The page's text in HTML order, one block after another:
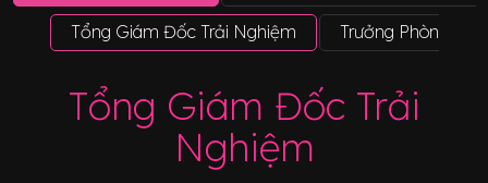
Tổng Giám Đốc Trải Nghiệm Trưởng Phòng An
Tổng Giám Đốc Trải
Nghiệm